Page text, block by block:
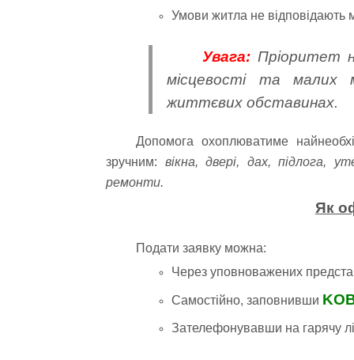
Умови житла не відповідають
Увага: Пріоритет
місцевості та малих
життєвих обставинах.
Допомога охоплюватиме
зручним: вікна, двері, дах, підлога,
ремонти.
Як
Подати заявку можна:
Через уповноважених
Самостійно, заповнивши
Зателефонувавши на гарячу